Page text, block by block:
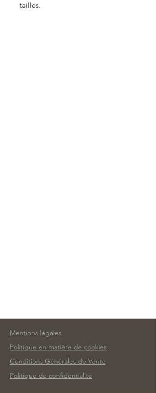
tailles.
Mentions légales
Politique en matière de cookies
Conditions Générales de Vente
Politique de confidentialité